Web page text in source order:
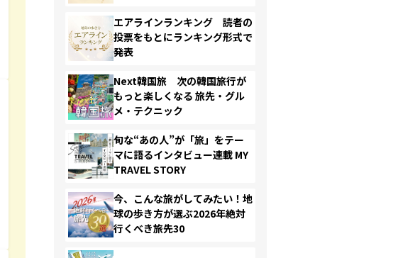
エアラインランキング 読者の
投票をもとにランキング形式で
発表
Next韓国旅 次の韓国旅行が
もっと楽しくなる 旅先・グル
メ・テクニック
旬な“あの人”が「旅」をテー
マに語るインタビュー連載 MY
TRAVEL STORY
今、こんな旅がしてみたい！地
球の歩き方が選ぶ2026年絶対
行くべき旅先30